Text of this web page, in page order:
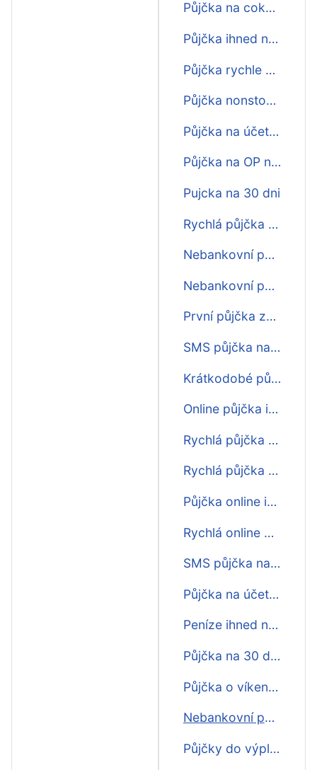
Půjčka na cokoliv na 30 dní
Půjčka ihned na bankovní účet na 30 dní
Půjčka rychle na 30 dní
Půjčka nonstop na 30 dní
Půjčka na účet ihned na 30 dní
Půjčka na OP na 30 dní
Pujcka na 30 dni
Rychlá půjčka na 30 dní
Nebankovní půjčka na 30 dní
Nebankovní půjčka ihned na 30 dní
První půjčka zdarma na 30 dní
SMS půjčka na 30 dní
Krátkodobé půjčky na 30 dní
Online půjčka ihned na účet na 30 dní
Rychlá půjčka před výplatou na 30 dní
Rychlá půjčka do výplaty na 30 dní
Půjčka online ihned na účet na 30 dní nonstop
Rychlá online půjčka na 30 dní
SMS půjčka na 30 dní ihned
Půjčka na účet na 30 dní ještě dnes
Peníze ihned na účet na 30 dní
Půjčka na 30 dní online ihned na účet
Půjčka o víkendu na 30 dní ihned na účet
Nebankovní půjčka ihned na účet na 30 dní
Půjčky do výplaty na 30 dní první zdarma